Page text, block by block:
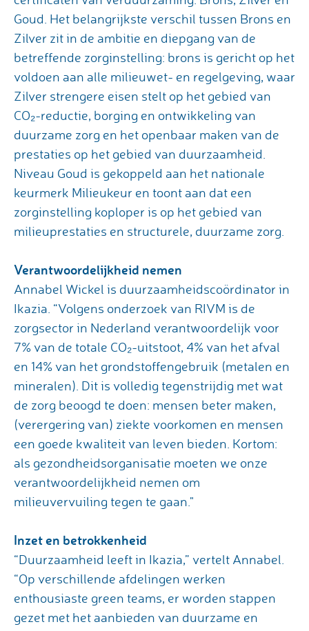
Goud. Het belangrijkste verschil tussen Brons en
Zilver zit in de ambitie en diepgang van de
betreffende zorginstelling: brons is gericht op het
voldoen aan alle milieuwet- en regelgeving, waar
Zilver strengere eisen stelt op het gebied van
CO₂-reductie, borging en ontwikkeling van
duurzame zorg en het openbaar maken van de
prestaties op het gebied van duurzaamheid.
Niveau Goud is gekoppeld aan het nationale
keurmerk Milieukeur en toont aan dat een
zorginstelling koploper is op het gebied van
milieuprestaties en structurele, duurzame zorg.
Verantwoordelijkheid nemen
Annabel Wickel is duurzaamheidscoördinator in
Ikazia. “Volgens onderzoek van RIVM is de
zorgsector in Nederland verantwoordelijk voor
7% van de totale CO₂-uitstoot, 4% van het afval
en 14% van het grondstoffengebruik (metalen en
mineralen). Dit is volledig tegenstrijdig met wat
de zorg beoogd te doen: mensen beter maken,
(verergering van) ziekte voorkomen en mensen
een goede kwaliteit van leven bieden. Kortom:
als gezondheidsorganisatie moeten we onze
verantwoordelijkheid nemen om
milieuvervuiling tegen te gaan."
Inzet en betrokkenheid
“Duurzaamheid leeft in Ikazia,” vertelt Annabel.
“Op verschillende afdelingen werken
enthousiaste green teams, er worden stappen
gezet met het aanbieden van duurzame en